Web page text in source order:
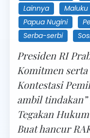
Lainnya
Maluku
Papua Nugini
Serba-serbi
Presiden RI
Komitmen
Kontestasi
ambil
Tegakan
Buat hancur